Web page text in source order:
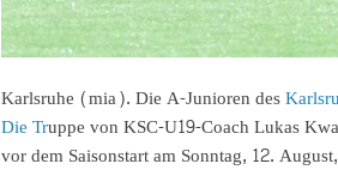
Karlsruhe (mia). Die A-Junioren des
Die Truppe von KSC-U19-Coach Lukas
vor dem Saisonstart am Sonntag, 12.